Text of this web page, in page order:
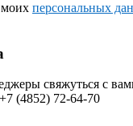
моих персональных
свяжуться с
(4852) 72-64-70